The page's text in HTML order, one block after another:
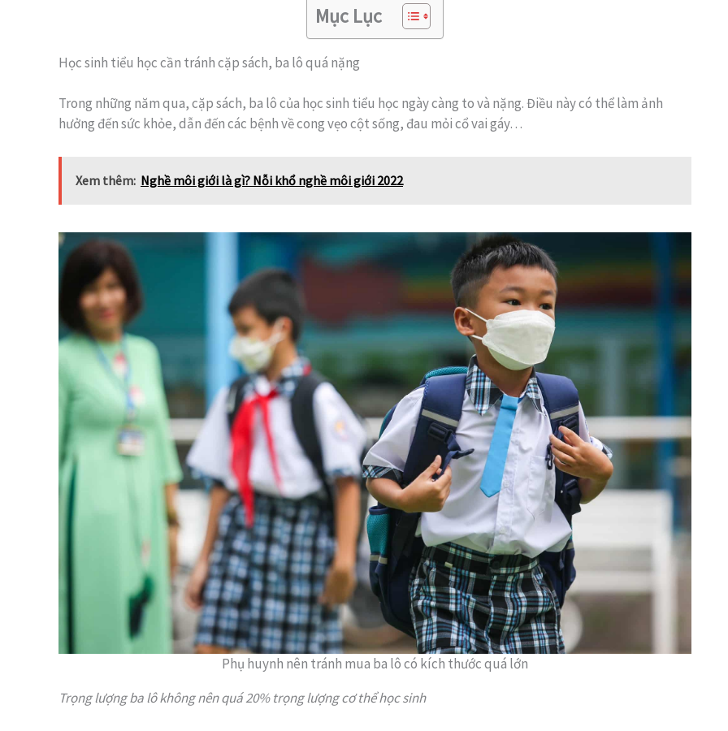
Mục Lục
Học sinh tiểu học cần tránh cặp sách, ba lô quá nặng
Trong những năm qua, cặp sách, ba lô của học sinh tiểu học ngày càng to và nặng. Điều này có thể làm ảnh
hưởng đến sức khỏe, dẫn đến các bệnh về cong vẹo cột sống, đau mỏi cổ vai gáy…
Xem thêm: Nghề môi giới là gì? Nỗi khổ nghề môi giới 2022
Phụ huynh nên tránh mua ba lô có kích thước quá lớn
Trọng lượng ba lô không nên quá 20% trọng lượng cơ thể học sinh